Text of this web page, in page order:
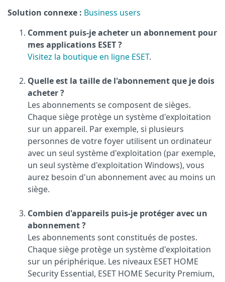
Solution connexe : Business users
Comment puis-je acheter un abonnement pour
mes applications ESET ?
Visitez la boutique en ligne ESET.
Quelle est la taille de l'abonnement que je dois
acheter ?
Les abonnements se composent de sièges.
Chaque siège protège un système d'exploitation
sur un appareil. Par exemple, si plusieurs
personnes de votre foyer utilisent un ordinateur
avec un seul système d'exploitation (par exemple,
un seul système d'exploitation Windows), vous
aurez besoin d'un abonnement avec au moins un
siège.
Combien d'appareils puis-je protéger avec un
abonnement ?
Les abonnements sont constitués de postes.
Chaque siège protège un système d'exploitation
sur un périphérique. Les niveaux ESET HOME
Security Essential, ESET HOME Security Premium,